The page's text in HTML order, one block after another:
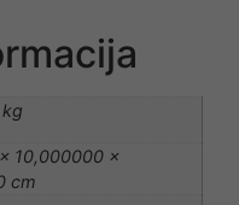
10,000000 ×
cm